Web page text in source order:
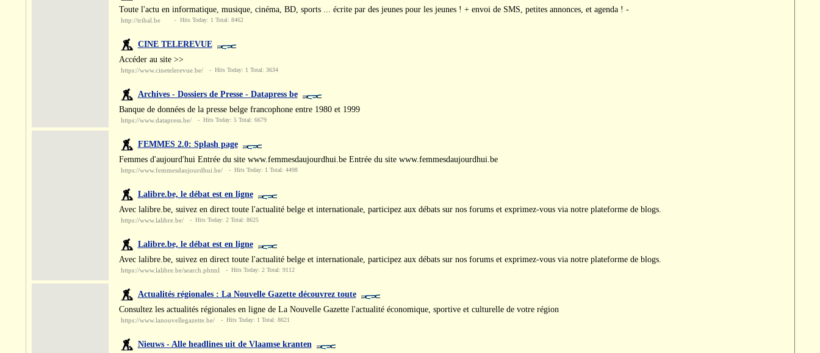
Toute l'actu en informatique, musique, cinéma, BD, sports ... écrite par des jeunes pour les jeunes ! + envoi de SMS, petites annonces, et agenda ! -
http://tribal.be - Hits Today: 1 Total: 8462
CINE TELEREVUE
Accéder au site >>
https://www.cinetelerevue.be/ - Hits Today: 1 Total: 3634
Archives - Dossiers de Presse - Datapress be
Banque de données de la presse belge francophone entre 1980 et 1999
https://www.datapress.be/ - Hits Today: 5 Total: 6679
FEMMES 2.0: Splash page
Femmes d'aujourd'hui Entrée du site www.femmesdaujourdhui.be Entrée du site www.femmesdaujourdhui.be
https://www.femmesdaujourdhui.be/ - Hits Today: 1 Total: 4498
Lalibre.be, le débat est en ligne
Avec lalibre.be, suivez en direct toute l'actualité belge et internationale, participez aux débats sur nos forums et exprimez-vous via notre plateforme de blogs.
https://www.lalibre.be/ - Hits Today: 2 Total: 8625
Lalibre.be, le débat est en ligne
Avec lalibre.be, suivez en direct toute l'actualité belge et internationale, participez aux débats sur nos forums et exprimez-vous via notre plateforme de blogs.
https://www.lalibre.be/search.phtml - Hits Today: 2 Total: 9112
Actualités régionales : La Nouvelle Gazette découvrez toute
Consultez les actualités régionales en ligne de La Nouvelle Gazette l'actualité économique, sportive et culturelle de votre région
https://www.lanouvellegazette.be/ - Hits Today: 1 Total: 8621
Nieuws - Alle headlines uit de Vlaamse kranten